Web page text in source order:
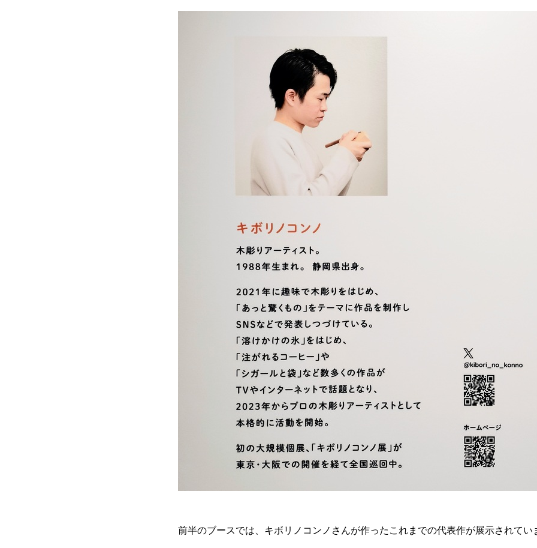
前半のブースでは、キボリノコンノさんが作ったこれまでの代表作が展示されてい